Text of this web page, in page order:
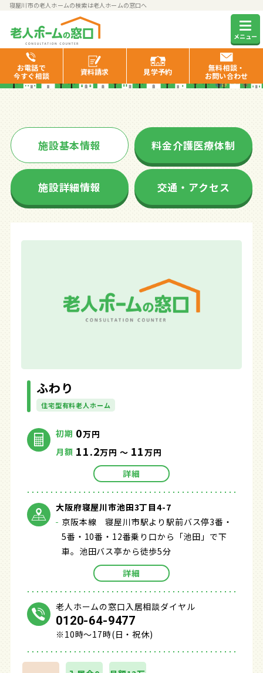
寝屋川市の老人ホームの検索は老人ホームの窓口へ
メニュー
お電話で
今すぐ相談
資料請求 見学予約
無料相談・
お問い合わせ
施設基本情報 料金介護医療体制
施設詳細情報 交通・アクセス
ふわり
住宅型有料老人ホーム
初期 0万円
月額 11.2万円 ～ 11万円
詳細
大阪府寝屋川市池田3丁目4-7
京阪本線 寝屋川市駅より駅前バス停3番・
5番・10番・12番乗り口から「池田」で下
車。池田バス亭から徒歩5分
詳細
老人ホームの窓口入居相談ダイヤル
0120-64-9477
※10時～17時(日・祝休)